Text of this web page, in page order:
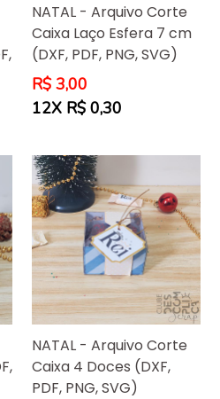
NATAL - Arquivo Corte
Caixa Laço Esfera 7 cm
(DXF, PDF, PNG, SVG)
Preço
normal
R$ 3,00
12X R$ 0,30
NATAL - Arquivo Corte
Caixa 4 Doces (DXF,
PDF, PNG, SVG)